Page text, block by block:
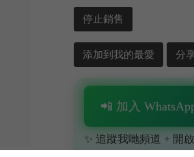
停止銷售
添加到我的最愛 分
📲 加入
✨ 追蹤我哋頻道 + 開